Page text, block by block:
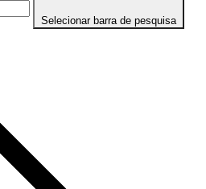
Selecionar barra de pesquisa